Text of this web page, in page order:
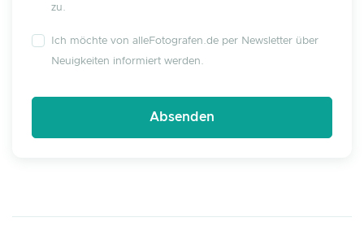
zu.
Ich möchte von alleFotografen.de per Newsletter über
Neuigkeiten informiert werden.